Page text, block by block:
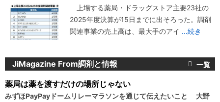
上場する薬局・ドラッグストア主要23社の
2025年度決算が15日までに出そろった。調剤
関連事業の売上高は、最大手のアイ ...続き
JiMagazine From調剤と情報
薬局は薬を渡すだけの場所じゃない
みずほPayPayドームリレーマラソンを通じて伝えたいこと 大野